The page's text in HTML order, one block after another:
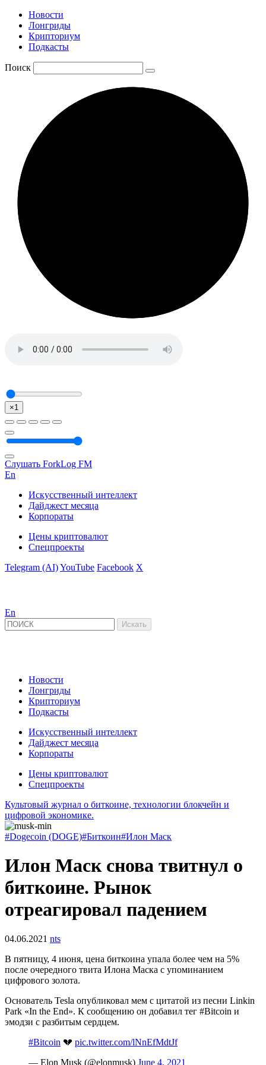
Новости
Лонгриды
Крипториум
Подкасты
Поиск
×1
Слушать ForkLog FM
En
Искусственный интеллект
Дайджест месяца
Корпораты
Цены криптовалют
Спецпроекты
Telegram (AI)YouTube Facebook X
En
Новости
Лонгриды
Крипториум
Подкасты
Искусственный интеллект
Дайджест месяца
Корпораты
Цены криптовалют
Спецпроекты
Культовый журнал о биткоине, технологии блокчейн и
цифровой экономике.
#Dogecoin (DOGE)#Биткоин#Илон Маск
Илон Маск снова твитнул о
биткоине. Рынок
отреагировал падением
04.06.2021 nts
В пятницу, 4 июня, цена биткоина упала более чем на 5%
после очередного твита Илона Маска с упоминанием
цифрового золота.
Основатель Tesla опубликовал мем с цитатой из песни Linkin
Park «In the End». К сообщению он добавил тег #Bitcoin и
эмодзи с разбитым сердцем.
#Bitcoin 💔 pic.twitter.com/lNnEfMdtJf
— Elon Musk (@elonmusk) June 4, 2021